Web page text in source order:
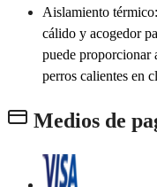
Aislamiento
cálido y acogedor
puede proporcionar
perros calientes en
Medios de